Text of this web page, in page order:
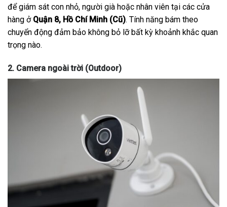
để giám sát con nhỏ, người già hoặc nhân viên tại các cửa
hàng ở Quận 8, Hồ Chí Minh (Cũ). Tính năng bám theo
chuyển động đảm bảo không bỏ lỡ bất kỳ khoảnh khắc quan
trọng nào.
2. Camera ngoài trời (Outdoor)